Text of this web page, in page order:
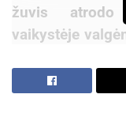
žuvis atrodo
vaikystėje
sveikos